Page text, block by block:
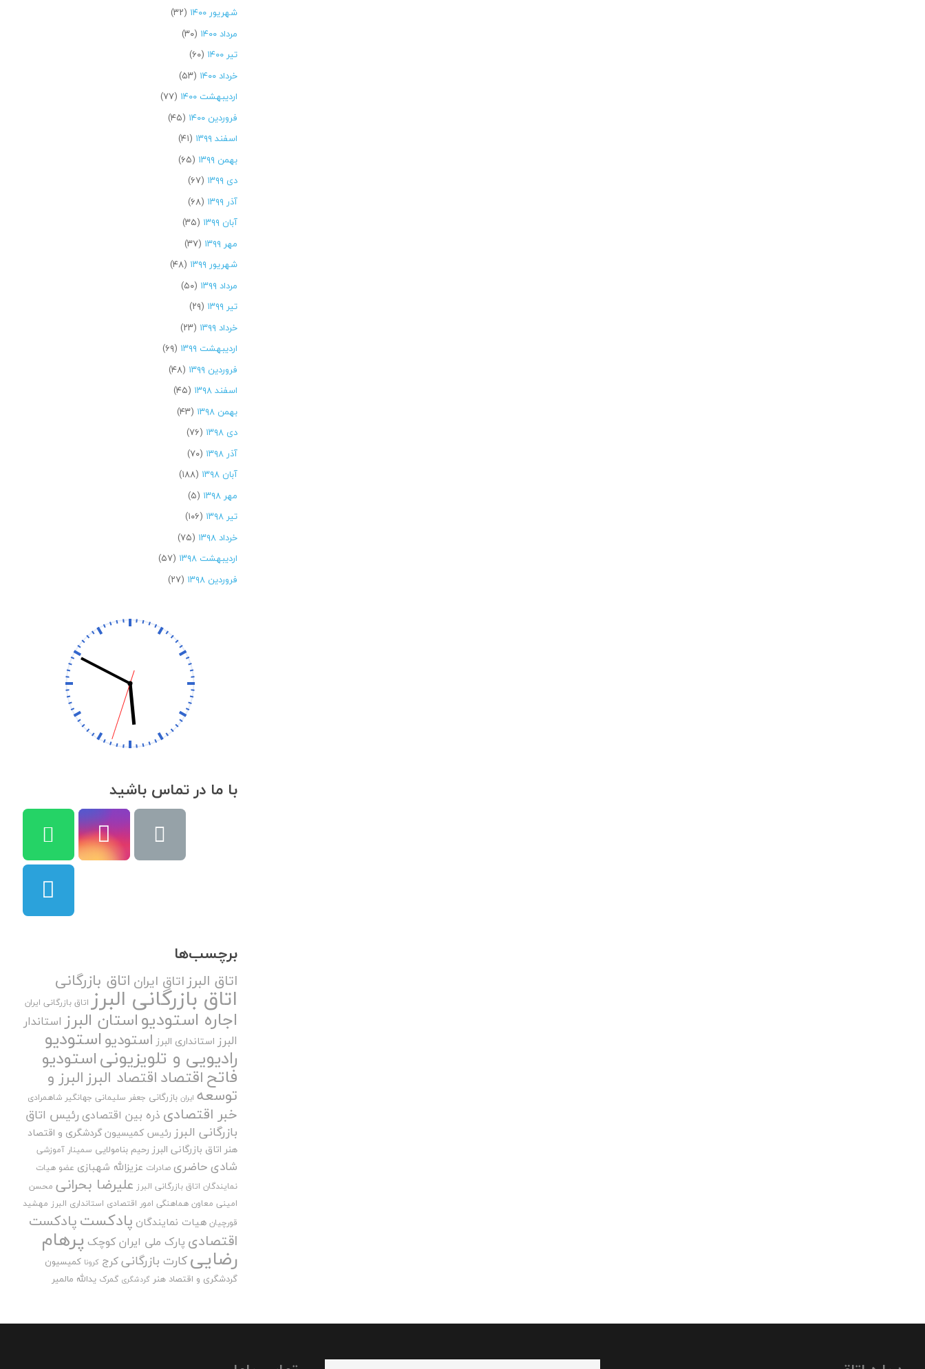
شهریور ۱۴۰۰
(۳۲)
مرداد ۱۴۰۰
(۳۰)
تیر ۱۴۰۰
(۶۰)
خرداد ۱۴۰۰
(۵۳)
اردیبهشت ۱۴۰۰
(۷۷)
فروردین ۱۴۰۰
(۴۵)
اسفند ۱۳۹۹
(۴۱)
بهمن ۱۳۹۹
(۶۵)
دی ۱۳۹۹
(۶۷)
آذر ۱۳۹۹
(۶۸)
آبان ۱۳۹۹
(۳۵)
مهر ۱۳۹۹
(۳۷)
شهریور ۱۳۹۹
(۴۸)
مرداد ۱۳۹۹
(۵۰)
تیر ۱۳۹۹
(۲۹)
خرداد ۱۳۹۹
(۲۳)
اردیبهشت ۱۳۹۹
(۶۹)
فروردین ۱۳۹۹
(۴۸)
اسفند ۱۳۹۸
(۴۵)
بهمن ۱۳۹۸
(۴۳)
دی ۱۳۹۸
(۷۶)
آذر ۱۳۹۸
(۷۰)
آبان ۱۳۹۸
(۱۸۸)
مهر ۱۳۹۸
(۵)
تیر ۱۳۹۸
(۱۰۶)
خرداد ۱۳۹۸
(۷۵)
اردیبهشت ۱۳۹۸
(۵۷)
فروردین ۱۳۹۸
(۲۷)
با ما در تماس باشید
برچسب‌ها
اتاق البرزاتاق ایران اتاق بازرگانی
اتاق بازرگانی البرز اتاق بازرگانی ایران
اجاره استودیواستان البرز استاندار
البرز استانداری البرز استودیواستودیو
رادیویی و تلویزیونیاستودیو
فاتحاقتصاداقتصاد البرزالبرز و
توسعه ایران بازرگانی جعفر سلیمانی جهانگیر شاهمرادی
خبر اقتصادی ذره بین اقتصادی رئیس اتاق
بازرگانی البرز رئیس کمیسیون گردشگری و اقتصاد
هنر اتاق بازرگانی البرز رحیم بنامولایی سمینار آموزشی
شادی حاضری صادرات عزیزالله شهبازی عضو هیات
نمایندگان اتاق بازرگانی البرز علیرضا بحرانی محسن
امینی معاون هماهنگی امور اقتصادی استانداری البرز مهشید
قورچیان هیات نمایندگان پادکستپادکست
اقتصادی پارک ملی ایران کوچک پرهام
رضاییکارت بازرگانیکرج کرونا کمیسیون
گردشگری و اقتصاد هنر گردشگری گمرک یدالله مالمیر